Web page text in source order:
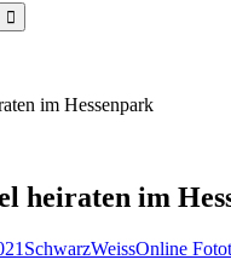
im Hessenpark
heiraten im
SchwarzWeissOnline